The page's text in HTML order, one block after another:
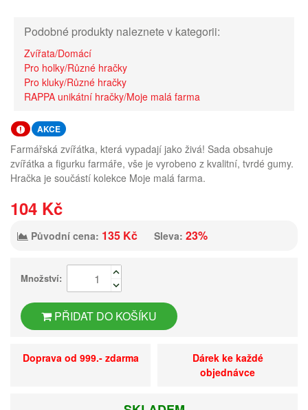
Podobné produkty naleznete v kategorii:
Zvířata/Domácí
Pro holky/Různé hračky
Pro kluky/Různé hračky
RAPPA unikátní hračky/Moje malá farma
AKCE
Farmářská zvířátka, která vypadají jako živá! Sada obsahuje
zvířátka a figurku farmáře, vše je vyrobeno z kvalitní, tvrdé gumy.
Hračka je součástí kolekce Moje malá farma.
104 Kč
Původní cena: 135 Kč Sleva: 23%
Množství:
PŘIDAT DO KOŠÍKU
Doprava od 999.- zdarma
Dárek ke každé
objednávce